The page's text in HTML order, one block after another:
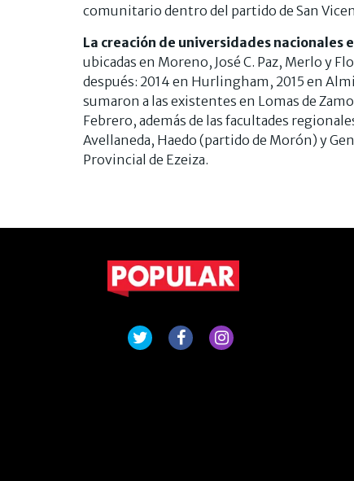
comunitario dentro del partido de San
La creación de universidades nacionales
ubicadas en Moreno, José C. Paz, Merlo y
después: 2014 en Hurlingham, 2015 en
sumaron a las existentes en Lomas de
Febrero, además de las facultades
Avellaneda, Haedo (partido de Morón) y
Provincial de Ezeiza.